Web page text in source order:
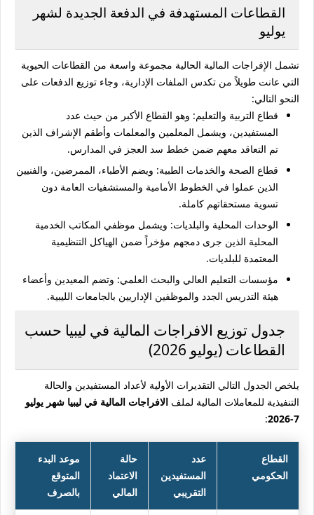
القطاعات المستهدفة في الدفعة الجديدة لشهر
يوليو
تشمل الإفراجات المالية الحالية مجموعة واسعة من القطاعات الحيوية
التي عانت طويلاً من تكدس الملفات الإدارية، وجاء توزيع الدفعات على
النحو التالي:
قطاع التربية والتعليم: وهو القطاع الأكبر من حيث عدد
المستفيدين، ويشمل المعلمين والمعلمات وأطقم الإشراف الذين
تم التعاقد معهم ضمن خطط سد العجز في المدارس.
قطاع الصحة والخدمات الطبية: ويضم الأطباء، الممرضين، والفنيين
الذين عملوا في الخطوط الأمامية والمستشفيات العامة دون
تسوية مستحقاتهم كاملة.
الوحدات المحلية والبلديات: ويشمل موظفي المكاتب الخدمية
المحلية الذين جرى دمجهم مؤخراً ضمن الهياكل التنظيمية
المعتمدة للبلديات.
مؤسسات التعليم العالي والبحث العلمي: وتضم المعيدين وأعضاء
هيئة التدريس الجدد والموظفين الإداريين بالجامعات الليبية.
جدول توزيع الافراجات المالية في ليبيا حسب
القطاعات (يوليو 2026)
يلخص الجدول التالي التقديرات الأولية لأعداد المستفيدين والحالة
التنفيذية للمعاملات المالية لملف الافراجات المالية في ليبيا شهر يوليو
7-2026
:
القطاع
الحكومي
عدد
المستفيدين
التقريبي
حالة
الاعتماد
المالي
موعد البدء
المتوقع
بالصرف